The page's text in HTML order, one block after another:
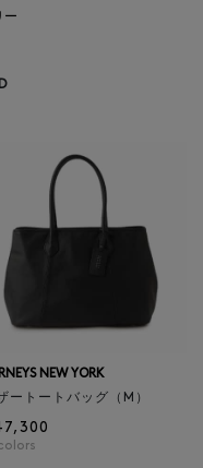
ー
NEW YORK
ートートバッグ（M）